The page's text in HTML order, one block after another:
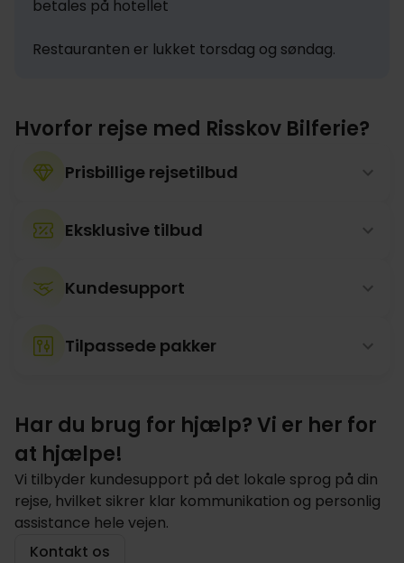
betales på hotellet
Restauranten er lukket torsdag og søndag.
Hvorfor rejse med Risskov Bilferie?
Prisbillige rejsetilbud
Eksklusive tilbud
Kundesupport
Tilpassede pakker
Har du brug for hjælp? Vi er her for
at hjælpe!
Vi tilbyder kundesupport på det lokale sprog på din
rejse, hvilket sikrer klar kommunikation og personlig
assistance hele vejen.
Kontakt os